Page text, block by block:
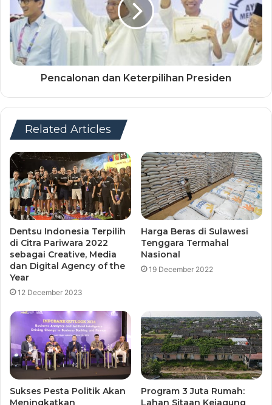
Pencalonan dan Keterpilihan Presiden
Related Articles
Dentsu Indonesia Terpilih
di Citra Pariwara 2022
sebagai Creative, Media
dan Digital Agency of the
Year
12 December 2023
Harga Beras di Sulawesi
Tenggara Termahal
Nasional
19 December 2022
Sukses Pesta Politik Akan
Meningkatkan
Program 3 Juta Rumah:
Lahan Sitaan Kejagung